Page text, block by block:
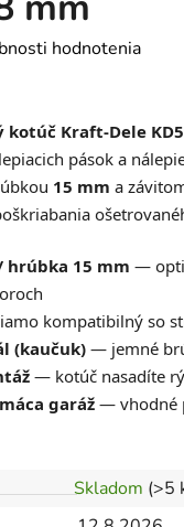
hodnotenia
kotúč Kraft-Dele
pások a
15 mm a
hrúbka 15 mm —
kompatibilný so
(kaučuk) — jemné
— kotúč nasadíte
garáž — vhodné
Skladom (>5